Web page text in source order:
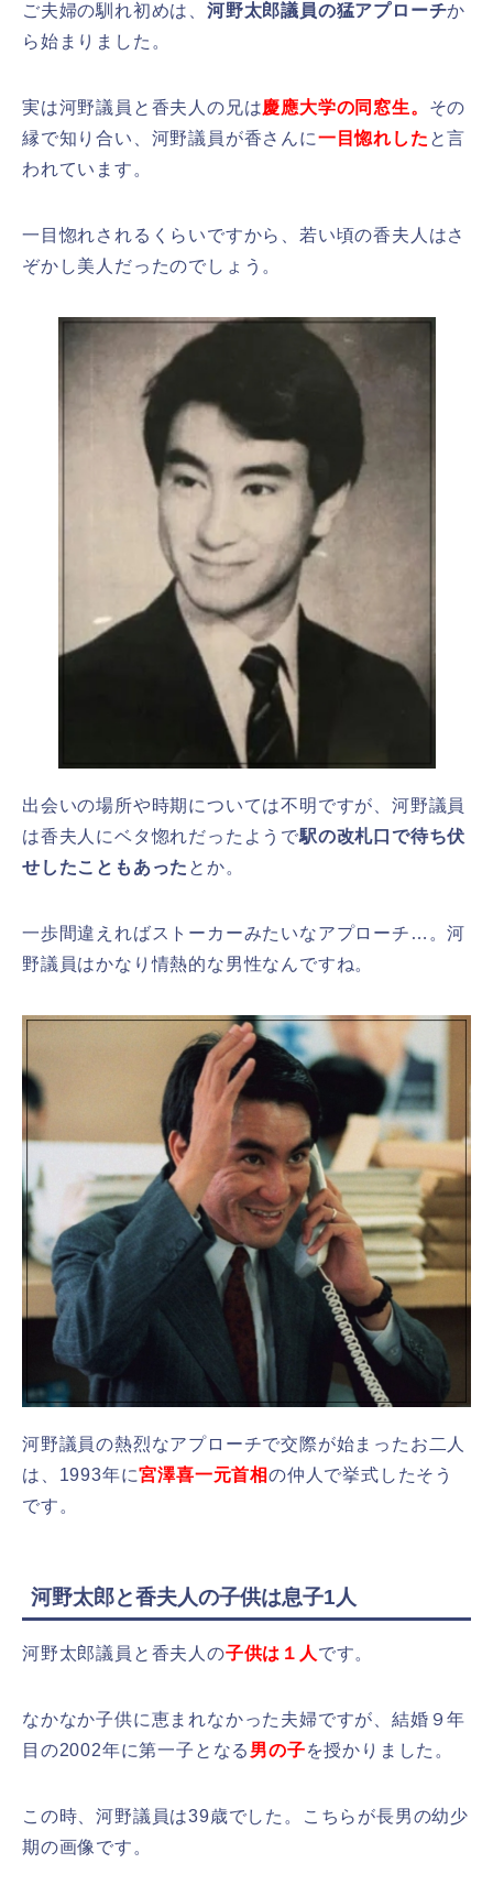
ご夫婦の馴れ初めは、 河野太郎議員の猛アプローチか
ら始まりました。
実は河野議員と香夫人の兄は慶應大学の同窓生。 その
縁で知り合い、河野議員が香さんに一目惚れした と言
われています。
一目惚れされるくらいですから、若い頃の香夫人はさ
ぞかし美人だったのでしょう。
出会いの場所や時期については不明ですが、河野議員
は香夫人にベタ惚れだったようで駅の改札口で待ち伏
せしたこともあった とか。
一歩間違えればストーカーみたいなアプローチ…。河
野議員はかなり情熱的な男性なんですね。
河野議員の熱烈なアプローチで交際が始まったお二人
は、1993年に宮澤喜一元首相の仲人で挙式したそう
です。
河野太郎と香夫人の子供は息子1人
河野太郎議員と香夫人の子供は１人 です。
なかなか子供に恵まれなかった夫婦ですが、結婚９年
目の2002年に第一子となる 男の子を授かりました。
この時、河野議員は39歳でした。こちらが長男の幼少
期の画像です。